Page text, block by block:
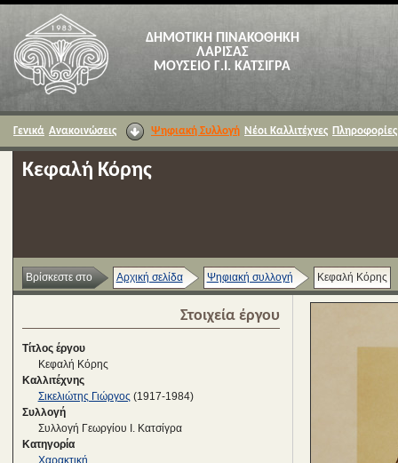
ΔΗΜΟΤΙΚΗ ΠΙΝΑΚΟΘΗΚΗ
ΛΑΡΙΣΑΣ
ΜΟΥΣΕΙΟ Γ.Ι. ΚΑΤΣΙΓΡΑ
Γενικά Ανακοινώσεις Ψηφιακή Συλλογή Νέοι Καλλιτέχνες Πληροφορίες
Κεφαλή Κόρης
Βρίσκεστε στο Αρχική σελίδα Ψηφιακή συλλογή Κεφαλή Κόρης
Στοιχεία έργου
Τίτλος έργου
Κεφαλή Κόρης
Καλλιτέχνης
Σικελιώτης Γιώργος (1917-1984)
Συλλογή
Συλλογή Γεωργίου Ι. Κατσίγρα
Κατηγορία